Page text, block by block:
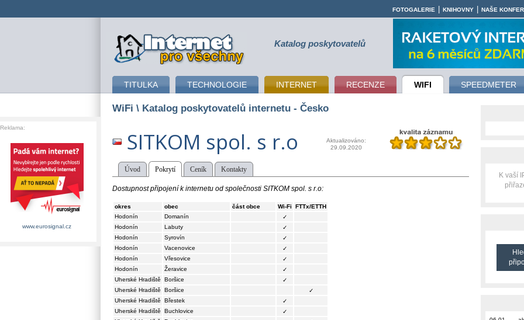
připojení k internetu Katalog poskytovatelů
TITULKA TECHNOLOGIE INTERNET RECENZE WIFI SPEEDMETER
FOTOGALERIE KNIHOVNY NAŠE
WiFi \ Katalog poskytovatelů internetu - Česko
SITKOM spol. s r.o
Aktualizováno:
29.09.2020
Úvod Pokrytí Ceník Kontakty
Dostupnost připojení k internetu od společnosti SITKOM spol. s r.o:
okres obec část obce Wi-Fi
FTTx/ETTH
Hodonín
Domanín
✓
Hodonín
Labuty
✓
Hodonín
Syrovín
✓
Hodonín
Vacenovice
✓
Hodonín
Vřesovice
✓
Hodonín
Žeravice
✓
Uherské Hradiště
Boršice
✓
Uherské Hradiště
Boršice
✓
Uherské Hradiště
Břestek
✓
Uherské Hradiště
Buchlovice
✓
K vaší
Reklama:
www.eurosignal.cz